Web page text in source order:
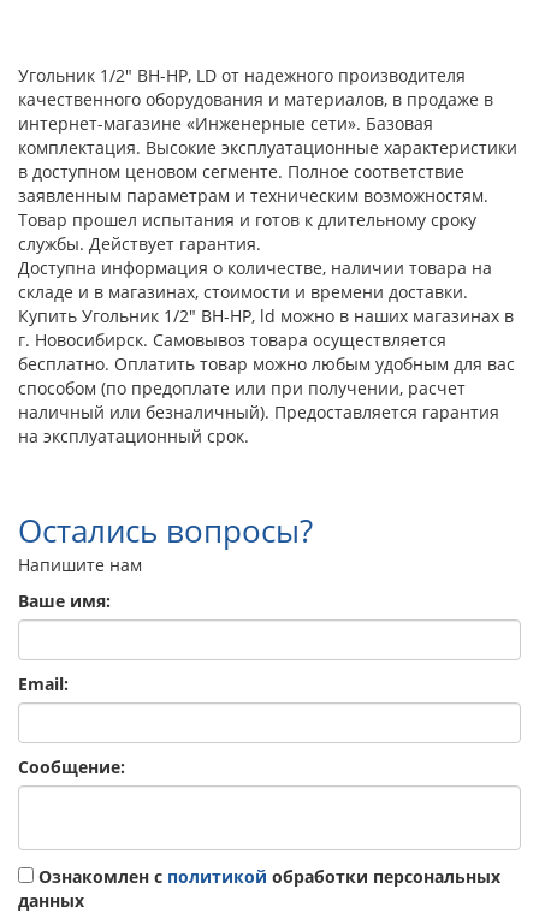
Угольник 1/2" ВН-НР, LD от надежного производителя
качественного оборудования и материалов, в продаже в
интернет-магазине «Инженерные сети». Базовая
комплектация. Высокие эксплуатационные характеристики
в доступном ценовом сегменте. Полное соответствие
заявленным параметрам и техническим возможностям.
Товар прошел испытания и готов к длительному сроку
службы. Действует гарантия.
Доступна информация о количестве, наличии товара на
складе и в магазинах, стоимости и времени доставки.
Купить Угольник 1/2" ВН-НР, ld можно в наших магазинах в
г. Новосибирск. Самовывоз товара осуществляется
бесплатно. Оплатить товар можно любым удобным для вас
способом (по предоплате или при получении, расчет
наличный или безналичный). Предоставляется гарантия
на эксплуатационный срок.
Остались вопросы?
Напишите нам
Ваше имя:
Email:
Сообщение:
Ознакомлен с политикой обработки персональных
данных